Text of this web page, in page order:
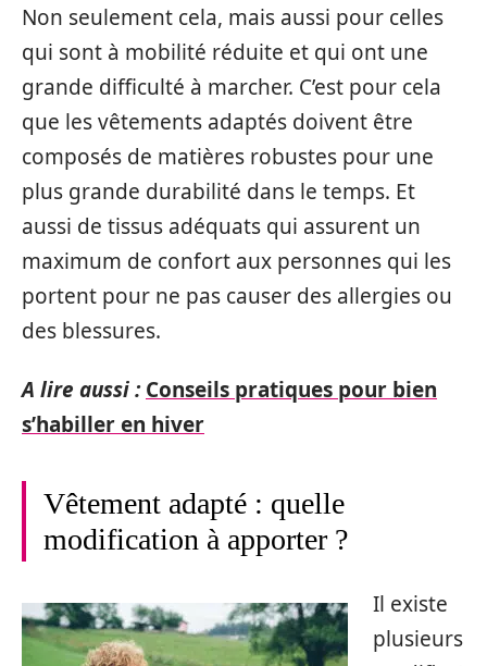
Non seulement cela, mais aussi pour celles
qui sont à mobilité réduite et qui ont une
grande difficulté à marcher. C’est pour cela
que les vêtements adaptés doivent être
composés de matières robustes pour une
plus grande durabilité dans le temps. Et
aussi de tissus adéquats qui assurent un
maximum de confort aux personnes qui les
portent pour ne pas causer des allergies ou
des blessures.
A lire aussi : Conseils pratiques pour bien
s’habiller en hiver
Vêtement adapté : quelle
modification à apporter ?
Il existe
plusieurs